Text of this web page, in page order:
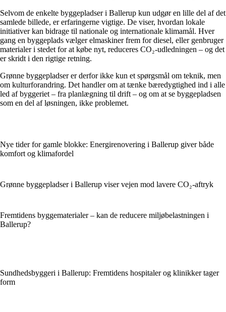
Selvom de enkelte byggepladser i Ballerup kun udgør en lille del af det
samlede billede, er erfaringerne vigtige. De viser, hvordan lokale
initiativer kan bidrage til nationale og internationale klimamål. Hver
gang en byggeplads vælger elmaskiner frem for diesel, eller genbruger
materialer i stedet for at købe nyt, reduceres CO₂-udledningen – og det
er skridt i den rigtige retning.
Grønne byggepladser er derfor ikke kun et spørgsmål om teknik, men
om kulturforandring. Det handler om at tænke bæredygtighed ind i alle
led af byggeriet – fra planlægning til drift – og om at se byggepladsen
som en del af løsningen, ikke problemet.
Nye tider for gamle blokke: Energirenovering i Ballerup giver både
komfort og klimafordel
Grønne byggepladser i Ballerup viser vejen mod lavere CO₂-aftryk
Fremtidens byggematerialer – kan de reducere miljøbelastningen i
Ballerup?
Sundhedsbyggeri i Ballerup: Fremtidens hospitaler og klinikker tager
form